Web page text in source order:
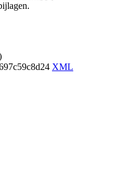
XML